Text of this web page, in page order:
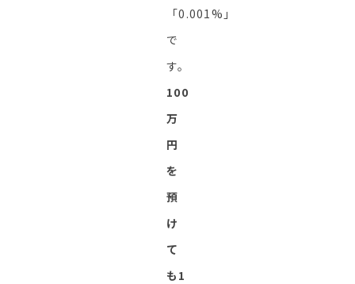
「0.001%」
で
す。
100
万
円
を
預
け
て
も1